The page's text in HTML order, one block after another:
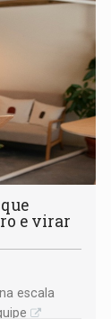
e virar
escala